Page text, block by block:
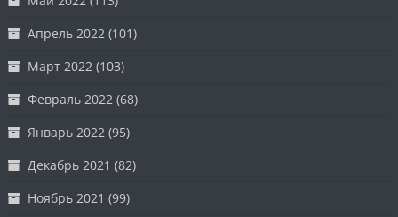
Апрель 2022 (101)
Март 2022 (103)
Февраль 2022 (68)
Январь 2022 (95)
Декабрь 2021 (82)
Ноябрь 2021 (99)